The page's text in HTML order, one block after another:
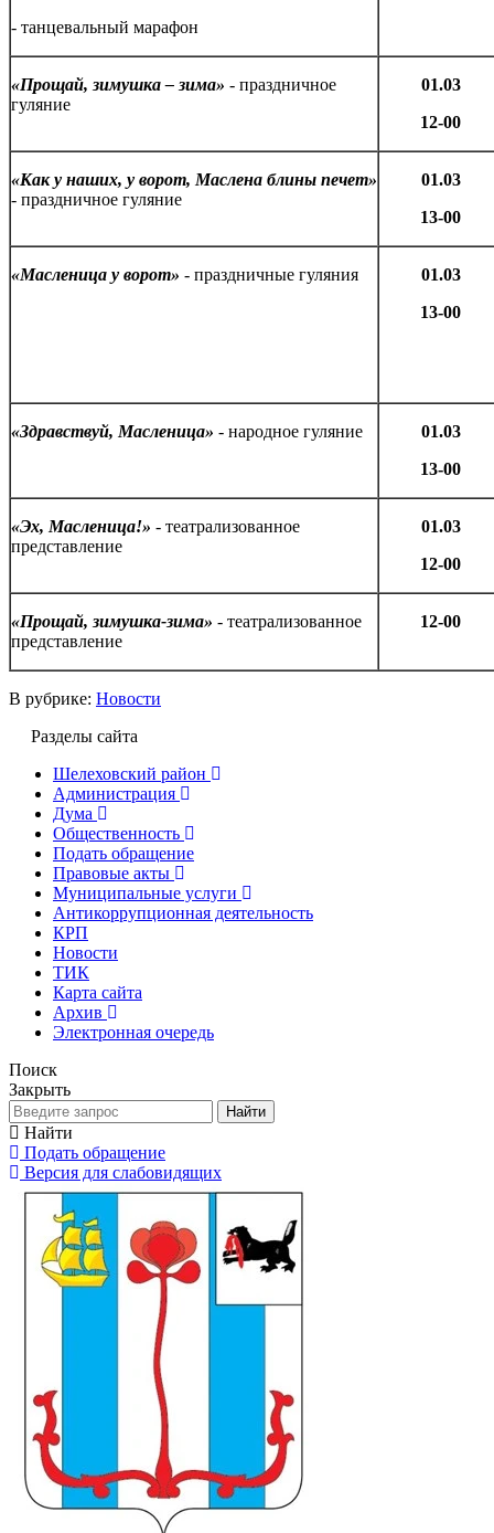
- танцевальный марафон
«Прощай, зимушка – зима» - праздничное
гуляние
01.03
12-00
«Как у наших, у ворот, Маслена блины печет»
- праздничное гуляние
01.03
13-00
«Масленица у ворот» - праздничные гуляния
01.03
13-00
«Здравствуй, Масленица» - народное гуляние
01.03
13-00
«Эх, Масленица!» - театрализованное
представление
01.03
12-00
«Прощай, зимушка-зима» - театрализованное
представление
12-00
В рубрике: Новости
Разделы сайта
Шелеховский район
Администрация
Дума
Общественность
Подать обращение
Правовые акты
Муниципальные услуги
Антикоррупционная деятельность
КРП
Новости
ТИК
Карта сайта
Архив
Электронная очередь
Поиск
Закрыть
Найти
Найти
Подать обращение
Версия для слабовидящих